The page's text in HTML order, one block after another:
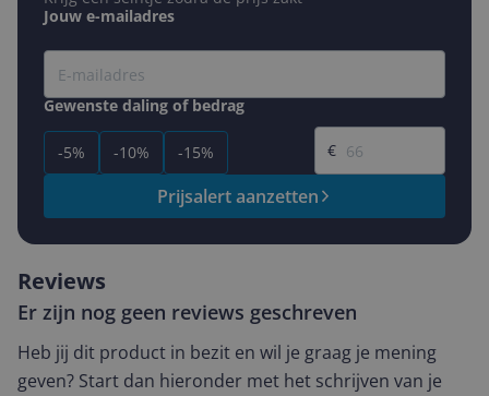
Jouw e-mailadres
Gewenste daling of bedrag
-5% -10% -15%
Gewenste prijs
€
Prijsalert aanzetten
Reviews
Er zijn nog geen reviews geschreven
Heb jij dit product in bezit en wil je graag je mening
geven? Start dan hieronder met het schrijven van je